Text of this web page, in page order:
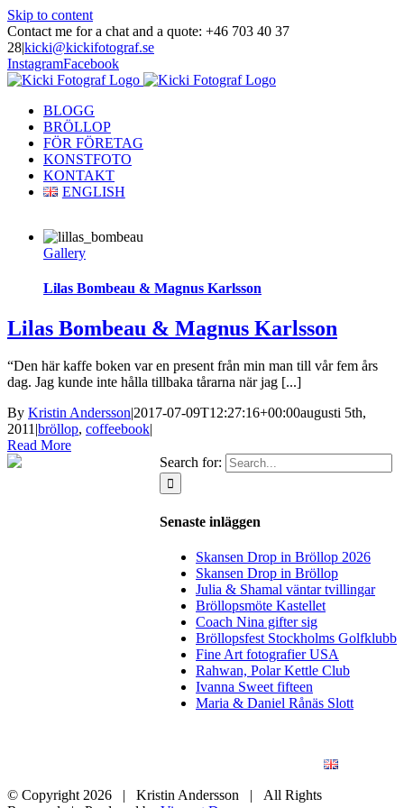
Skip to content
Contact me for a chat and a quote: +46 703 40 37
28|kicki@kickifotograf.se
InstagramFacebook
BLOGG
BRÖLLOP
FÖR FÖRETAG
KONSTFOTO
KONTAKT
ENGLISH
Gallery
Lilas Bombeau & Magnus Karlsson
Lilas Bombeau & Magnus Karlsson
“Den här kaffe boken var en present från min man till vår fem års
dag. Jag kunde inte hålla tillbaka tårarna när jag [...]
By Kristin Andersson|2017-07-09T12:27:16+00:00augusti 5th,
2011|bröllop, coffeebook|
Read More
Search for:
Senaste inläggen
Skansen Drop in Bröllop 2026
Skansen Drop in Bröllop
Julia & Shamal väntar tvillingar
Bröllopsmöte Kastellet
Coach Nina gifter sig
Bröllopsfest Stockholms Golfklubb
Fine Art fotografier USA
Rahwan, Polar Kettle Club
Ivanna Sweet fifteen
Maria & Daniel Rånäs Slott
© Copyright 2026 | Kristin Andersson | All Rights